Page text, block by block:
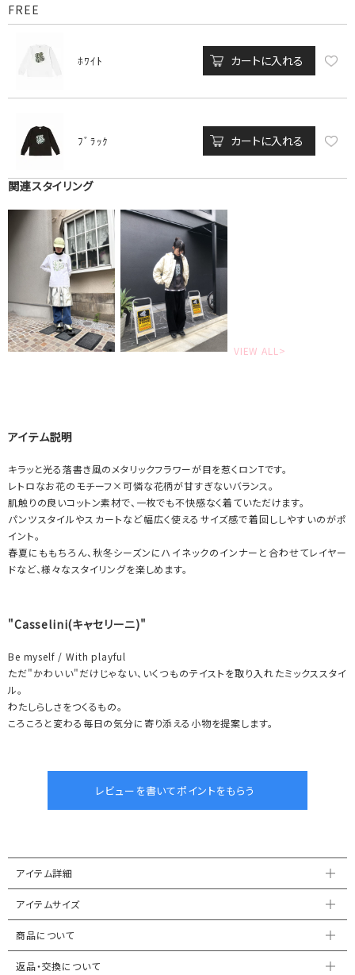
FREE
ﾎﾜｲﾄ カートに入れる
ﾌﾞﾗｯｸ カートに入れる
関連スタイリング
VIEW ALL>
アイテム説明
キラッと光る落書き風のメタリックフラワーが目を惹くロンTです。
レトロなお花のモチーフ×可憐な花柄が甘すぎないバランス。
肌触りの良いコットン素材で、一枚でも不快感なく着ていただけます。
パンツスタイルやスカートなど幅広く使えるサイズ感で着回ししやすいのがポ
イント。
春夏にももちろん、秋冬シーズンにハイネックのインナーと合わせてレイヤー
ドなど、様々なスタイリングを楽しめます。
"Casselini(キャセリーニ)"
Be myself / With playful
ただ"かわいい"だけじゃない、いくつものテイストを取り入れたミックススタイ
ル。
わたしらしさをつくるもの。
ころころと変わる毎日の気分に寄り添える小物を提案します。
アイテム詳細
アイテムサイズ
商品について
返品・交換について